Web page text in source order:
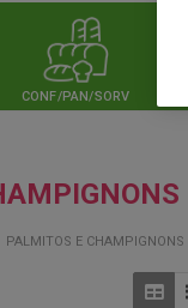
CONF/PAN/SORV
PALMITOS E CHAMPIGNONS